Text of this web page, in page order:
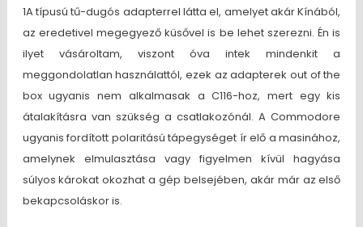
1A típusú tű-dugós adapterrel látta el, amelyet akár Kínából,
az eredetivel megegyező küsővel is be lehet szerezni. Én is
ilyet vásároltam, viszont óva intek mindenkit a
meggondolatlan használattól, ezek az adapterek out of the
box ugyanis nem alkalmasak a C116-hoz, mert egy kis
átalakításra van szükség a csatlakozónál. A Commodore
ugyanis fordított polaritású tápegységet ír elő a masinához,
amelynek elmulasztása vagy figyelmen kívül hagyása
súlyos károkat okozhat a gép belsejében, akár már az első
bekapcsoláskor is.